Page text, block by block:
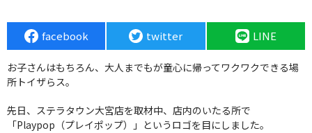
facebook twitter LINE
お子さんはもちろん、大人までもが童心に帰ってワクワクできる場
所トイザらス。
先日、ステラタウン大宮店を取材中、店内のいたる所で
「Playpop（プレイポップ）」というロゴを目にしました。